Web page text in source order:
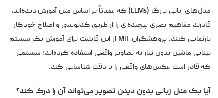
مدل‌های زبانی بزرگ (LLMs) که عمدتاً بر اساس متن آموزش دیده‌اند،
قادرند مفاهیم بصری پیچیده‌ای را از طریق کدنویسی و اصلاح خودکار
بازنمایی کنند. پژوهشگران MIT از این قابلیت برای آموزش یک سیستم
بینایی ماشین بدون نیاز به تصاویر واقعی استفاده کرده‌اند؛ سیستمی
که قادر است عکس‌های واقعی را با دقت شناسایی کند.
آیا یک مدل زبانی بدون دیدن تصویر می‌تواند آن را درک کند؟